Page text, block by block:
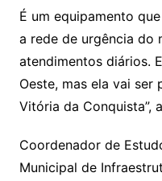
É um equipamento
a rede de urgência do
atendimentos diários.
Oeste, mas ela vai
Vitória da Conquista”,
Coordenador de
Municipal de